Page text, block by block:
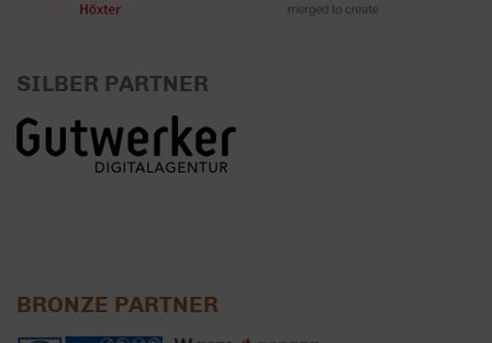
SILBER PARTNER
BRONZE PARTNER